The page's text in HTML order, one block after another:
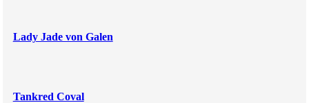
Lady Jade von Galen
Tankred Coval